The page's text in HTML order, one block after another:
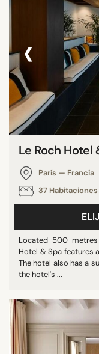
‹
Le Roch Hotel
París — Francia
37 Habitaciones
Located 500
Hotel & Spa features
The hotel also has a
the hotel's ...